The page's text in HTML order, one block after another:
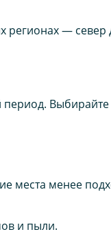
регионах —
места менее
и пыли.